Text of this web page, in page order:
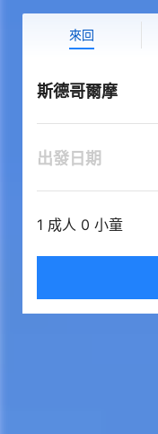
來回
斯德哥爾摩
出發日期
1 成人 0 小童